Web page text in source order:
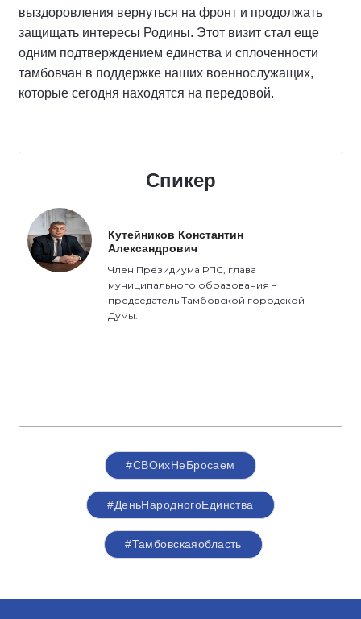
выздоровления вернуться на фронт и продолжать
защищать интересы Родины. Этот визит стал еще
одним подтверждением единства и сплоченности
тамбовчан в поддержке наших военнослужащих,
которые сегодня находятся на передовой.
Спикер
Кутейников Константин
Александрович
Член Президиума РПС, глава
муниципального образования –
председатель Тамбовской городской
Думы.
#СВОихНеБросаем
#ДеньНародногоЕдинства
#Тамбовскаяобласть